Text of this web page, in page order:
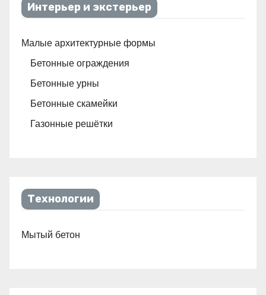
Интерьер и экстерьер
Малые архитектурные формы
Бетонные ограждения
Бетонные урны
Бетонные скамейки
Газонные решётки
Технологии
Мытый бетон